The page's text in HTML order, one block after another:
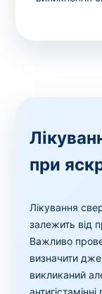
при
Лікування
залежить від
Важливо
визначити
викликаний